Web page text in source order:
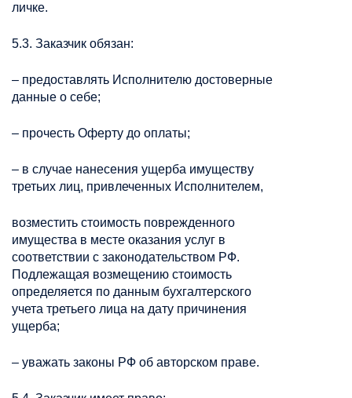
личке.
5.3. Заказчик обязан:
– предоставлять Исполнителю достоверные
данные о себе;
– прочесть Оферту до оплаты;
– в случае нанесения ущерба имуществу
третьих лиц, привлеченных Исполнителем,
возместить стоимость поврежденного
имущества в месте оказания услуг в
соответствии с законодательством РФ.
Подлежащая возмещению стоимость
определяется по данным бухгалтерского
учета третьего лица на дату причинения
ущерба;
– уважать законы РФ об авторском праве.